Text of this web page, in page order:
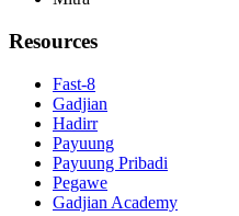
Resources
Fast-8
Gadjian
Hadirr
Payuung
Payuung Pribadi
Pegawe
Gadjian Academy